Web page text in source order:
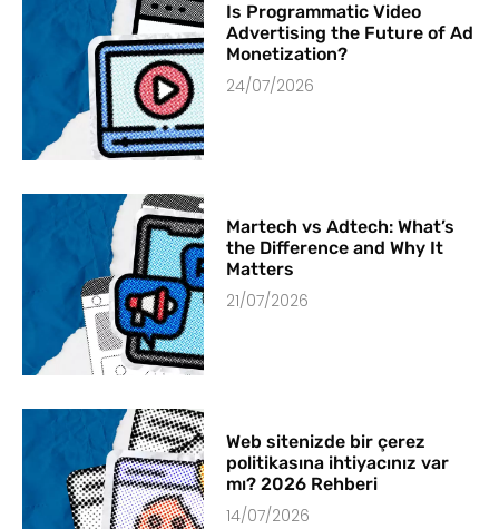
Is Programmatic Video
Advertising the Future of Ad
Monetization?
24/07/2026
Martech vs Adtech: What’s
the Difference and Why It
Matters
21/07/2026
Web sitenizde bir çerez
politikasına ihtiyacınız var
mı? 2026 Rehberi
14/07/2026